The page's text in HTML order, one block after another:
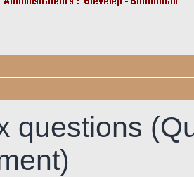
questions